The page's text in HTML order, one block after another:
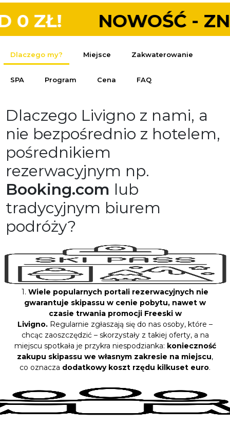
NOWOŚĆ - ZNIŻKA
Dlaczego my? Miejsce Zakwaterowanie
SPA Program Cena FAQ
Dlaczego Livigno z nami, a
nie bezpośrednio z hotelem,
pośrednikiem
rezerwacyjnym np.
Booking.com lub
tradycyjnym biurem
podróży?
1. Wiele popularnych portali rezerwacyjnych nie
gwarantuje skipassu w cenie pobytu, nawet w
czasie trwania promocji Freeski w
Livigno. Regularnie zgłaszają się do nas osoby, które –
chcąc zaoszczędzić – skorzystały z takiej oferty, a na
miejscu spotkała je przykra niespodzianka: konieczność
zakupu skipassu we własnym zakresie na miejscu,
co oznacza dodatkowy koszt rzędu kilkuset euro.